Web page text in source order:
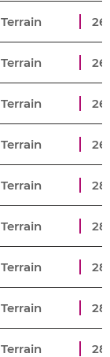
Terrain
Terrain
Terrain
Terrain
Terrain
Terrain
Terrain
Terrain
Terrain